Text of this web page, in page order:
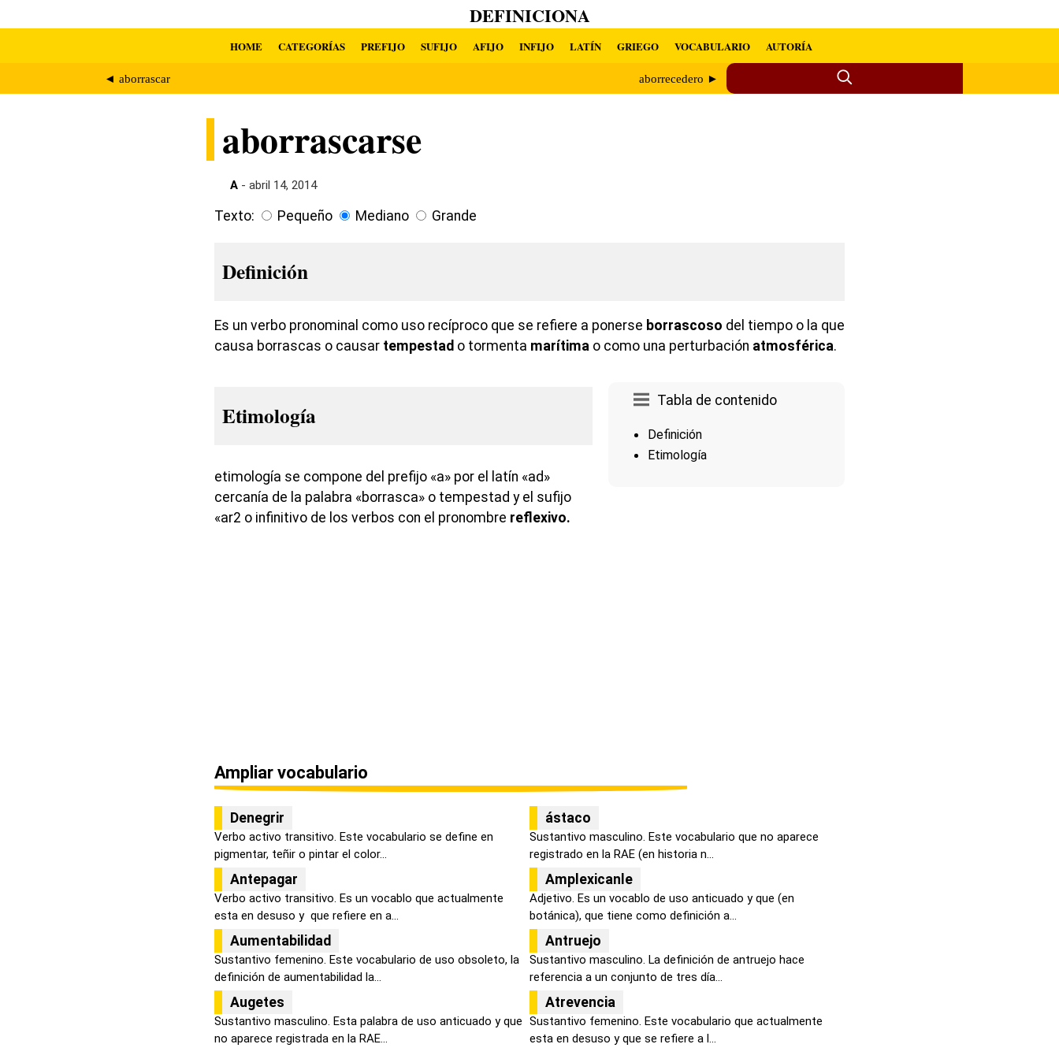
DEFINICIONA
HOME CATEGORÍAS PREFIJO SUFIJO AFIJO INFIJO LATÍN GRIEGO VOCABULARIO AUTORÍA
◄ aborrascar aborrecedero ►
aborrascarse
A - abril 14, 2014
Texto: Pequeño Mediano Grande
Definición
Es un verbo pronominal como uso recíproco que se refiere a ponerse borrascoso del tiempo o la que
causa borrascas o causar tempestad o tormenta marítima o como una perturbación atmosférica.
Tabla de contenido
Definición
Etimología
Etimología
etimología se compone del prefijo «a» por el latín «ad»
cercanía de la palabra «borrasca» o tempestad y el sufijo
«ar2 o infinitivo de los verbos con el pronombre reflexivo.
Ampliar vocabulario
Denegrir
Verbo activo transitivo. Este vocabulario se define en
pigmentar, teñir o pintar el color...
ástaco
Sustantivo masculino. Este vocabulario que no aparece
registrado en la RAE (en historia n...
Antepagar
Verbo activo transitivo. Es un vocablo que actualmente
esta en desuso y que refiere en a...
Amplexicanle
Adjetivo. Es un vocablo de uso anticuado y que (en
botánica), que tiene como definición a...
Aumentabilidad
Sustantivo femenino. Este vocabulario de uso obsoleto, la
definición de aumentabilidad la...
Antruejo
Sustantivo masculino. La definición de antruejo hace
referencia a un conjunto de tres día...
Augetes
Sustantivo masculino. Esta palabra de uso anticuado y que
no aparece registrada en la RAE...
Atrevencia
Sustantivo femenino. Este vocabulario que actualmente
esta en desuso y que se refiere a l...